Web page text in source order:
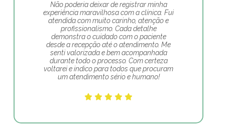
Não poderia deixar de registrar minha
experiência maravilhosa com a clínica. Fui
atendida com muito carinho, atenção e
profissionalismo. Cada detalhe
demonstra o cuidado com o paciente
desde a recepção até o atendimento. Me
senti valorizada e bem acompanhada
durante todo o processo. Com certeza
voltarei e indico para todos que procuram
um atendimento sério e humano!